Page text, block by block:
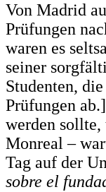
Von Madrid
Prüfungen
waren es
seiner
Studenten,
Prüfungen
werden sollte,
Monreal –
Tag auf der
sobre el